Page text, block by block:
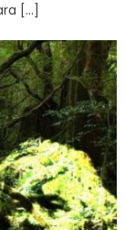
[…]